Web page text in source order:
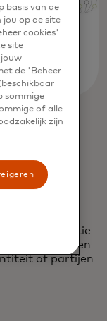
en
een organisatie
maatregelen
of partijen
basis van de
jou op de site
cookies'
site
de 'Beheer
sommige
of alle
zijn